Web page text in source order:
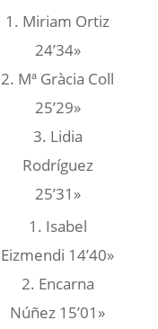
1. Miriam Ortiz
24’34»
2. Mª Gràcia Coll
25’29»
3. Lidia
Rodríguez
25’31»
1. Isabel
Eizmendi 14’40»
2. Encarna
Núñez 15’01»